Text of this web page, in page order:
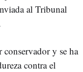
al Tribunal
y se ha
contra el